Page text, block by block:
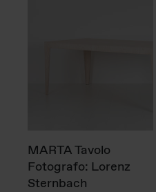
MARTA Tavolo
Fotografo: Lorenz
Sternbach